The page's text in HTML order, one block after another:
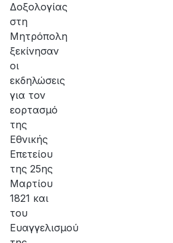
Δοξολογίας
στη
Μητρόπολη
ξεκίνησαν
οι
εκδηλώσεις
για τον
εορτασμό
της
Εθνικής
Επετείου
της 25ης
Μαρτίου
1821 και
του
Ευαγγελισμού